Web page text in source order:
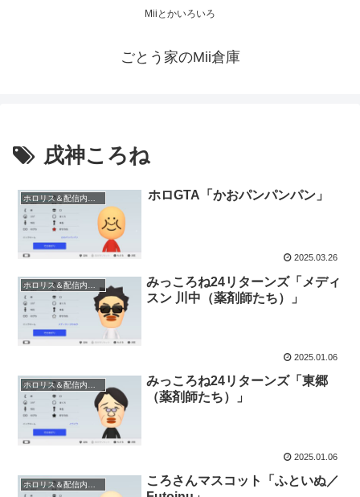
Miiとかいろいろ
ごとう家のMii倉庫
戌神ころね
ホロGTA「かおパンパンパン」
2025.03.26
みっころね24リターンズ「メディ
スン 川中（薬剤師たち）」
2025.01.06
みっころね24リターンズ「東郷
（薬剤師たち）」
2025.01.06
ころさんマスコット「ふといぬ／